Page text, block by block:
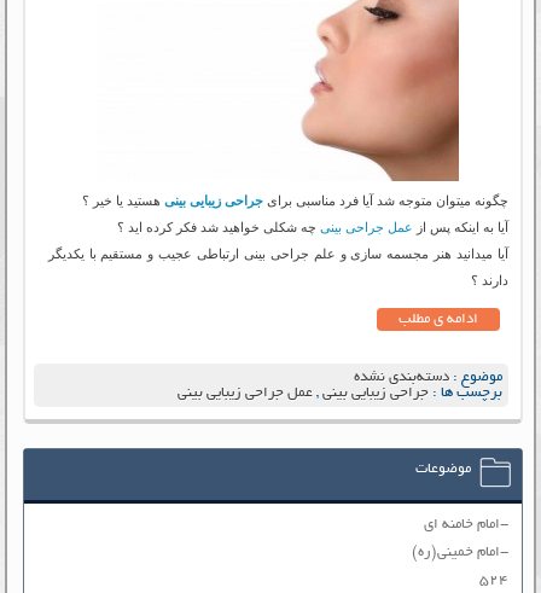
چگونه میتوان متوجه شد آیا فرد مناسبی برایجراحی زیبایی بینی هستید یا خیر ؟
آیا به اینکه پس از عمل جراحی بینی چه شکلی خواهید شد فکر کرده اید ؟
آیا میدانید هنر مجسمه سازی و علم جراحی بینی ارتباطی عجیب و مستقیم با یکدیگر
دارند ؟
ادامه ی مطلب
موضوع :دسته‌بندی نشده
برچسب ها :جراحی زیبایی بینی ,عمل جراحی زیبایی بینی
موضوعات
-امام خامنه ای
-امام خمینی(ره)
۵۲۴